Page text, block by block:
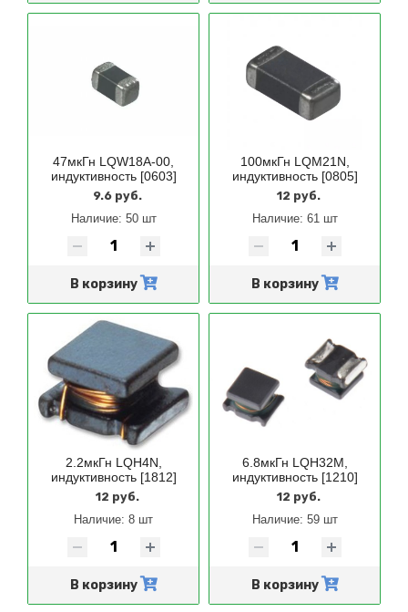
47мкГн LQW18A-00,
индуктивность [0603]
9.6 руб.
Наличие: 50 шт
В корзину
100мкГн LQM21N,
индуктивность [0805]
12 руб.
Наличие: 61 шт
В корзину
2.2мкГн LQH4N,
индуктивность [1812]
12 руб.
Наличие: 8 шт
В корзину
6.8мкГн LQH32M,
индуктивность [1210]
12 руб.
Наличие: 59 шт
В корзину